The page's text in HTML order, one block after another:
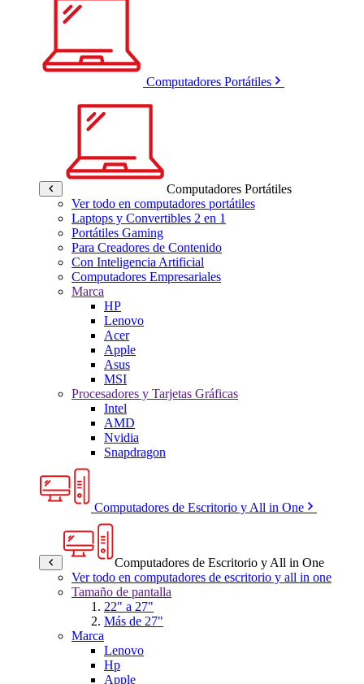
Computadores Portátiles
Computadores Portátiles
Ver todo en computadores portátiles
Laptops y Convertibles 2 en 1
Portátiles Gaming
Para Creadores de Contenido
Con Inteligencia Artificial
Computadores Empresariales
Marca
HP
Lenovo
Acer
Apple
Asus
MSI
Procesadores y Tarjetas Gráficas
Intel
AMD
Nvidia
Snapdragon
Computadores de Escritorio y All in One
Computadores de Escritorio y All in One
Ver todo en computadores de escritorio y all in one
Tamaño de pantalla
22" a 27"
Más de 27"
Marca
Lenovo
Hp
Apple